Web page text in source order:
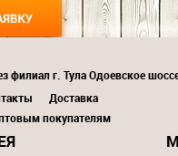
филиал г. Тула Одоевское
Доставка
покупателям